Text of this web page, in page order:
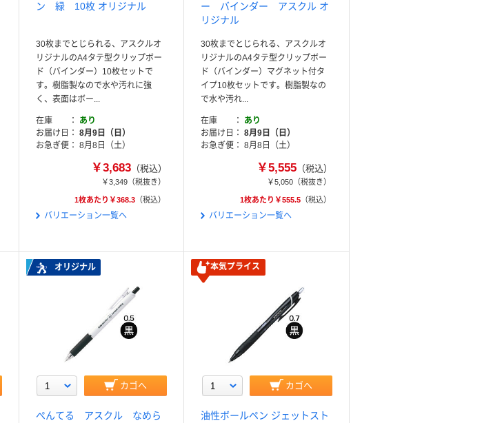
ン 緑 10枚 オリジナル
30枚までとじられる、アスクルオ
リジナルのA4タテ型クリップボー
ド（バインダー）10枚セットで
す。樹脂製なので水や汚れに強
く、表面はボー...
在庫
あり
お届け日
8月9日（日）
お急ぎ便
8月8日（土）
￥3,683 （税込）
￥3,349 （税抜き）
1枚あたり￥368.3 （税込）
バリエーション一覧へ
ー バインダー アスクル オ
リジナル
30枚までとじられる、アスクルオ
リジナルのA4タテ型クリップボー
ド（バインダー）マグネット付タ
イプ10枚セットです。樹脂製なの
で水や汚れ...
在庫
あり
お届け日
8月9日（日）
お急ぎ便
8月8日（土）
￥5,555 （税込）
￥5,050 （税抜き）
1枚あたり￥555.5 （税込）
バリエーション一覧へ
オリジナル
カゴへ
ぺんてる アスクル なめら
本気プライス
カゴへ
油性ボールペン ジェットスト